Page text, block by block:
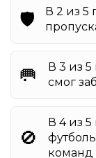
🛡️
В 2 из 5
🥅
В 3 из
смог
🚫
В 4 из
команд